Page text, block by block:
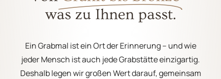
was zu Ihnen passt.
Ein Grabmal ist ein Ort der Erinnerung – und wie
jeder Mensch ist auch jede Grabstätte einzigartig.
Deshalb legen wir großen Wert darauf, gemeinsam